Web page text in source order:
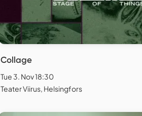
Collage
Tue 3. Nov 18:30
Teater Viirus, Helsingfors